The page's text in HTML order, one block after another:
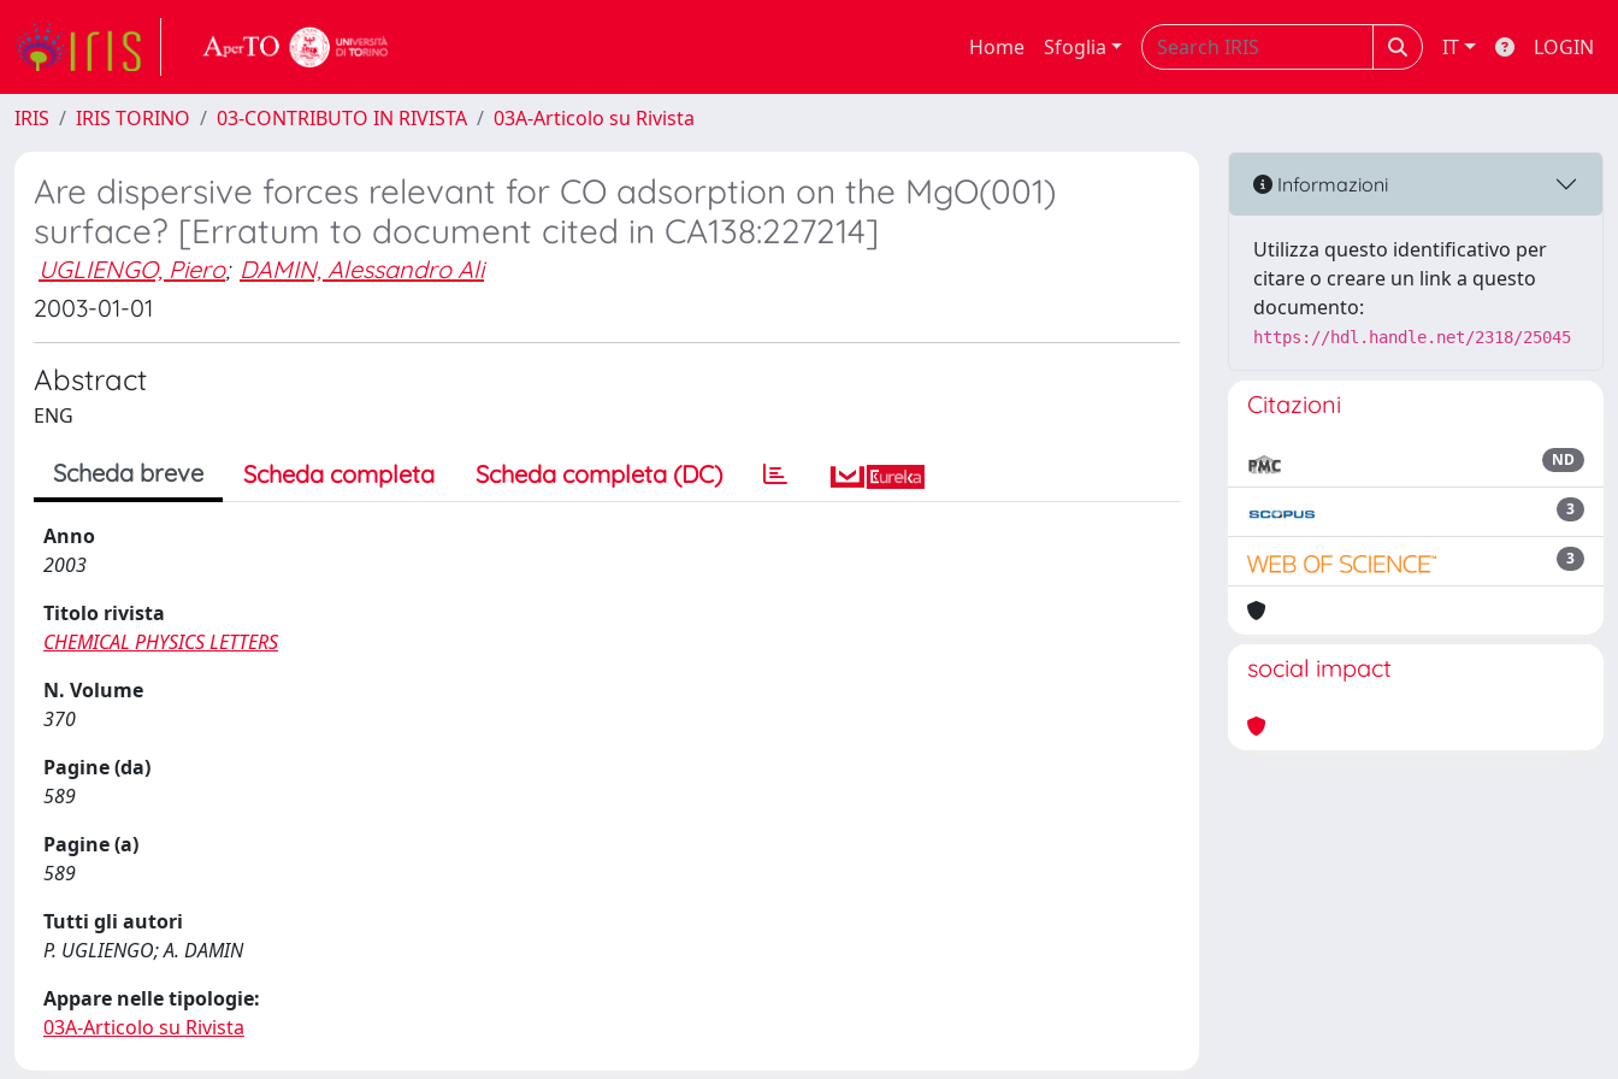
Home Sfoglia IT LOGIN
IRIS IRIS TORINO 03-CONTRIBUTO IN RIVISTA 03A-Articolo su Rivista
Are dispersive forces relevant for CO adsorption on the MgO(001)
surface? [Erratum to document cited in CA138:227214]
UGLIENGO, Piero; DAMIN, Alessandro Ali
2003-01-01
Abstract
ENG
Scheda breve Scheda completa Scheda completa (DC)
Anno
2003
Titolo rivista
CHEMICAL PHYSICS LETTERS
N. Volume
370
Pagine (da)
589
Pagine (a)
589
Tutti gli autori
P. UGLIENGO; A. DAMIN
Appare nelle tipologie:
03A-Articolo su Rivista
Informazioni
Utilizza questo identificativo per
citare o creare un link a questo
documento:
https://hdl.handle.net/2318/25045
Citazioni
ND
3
3
social impact